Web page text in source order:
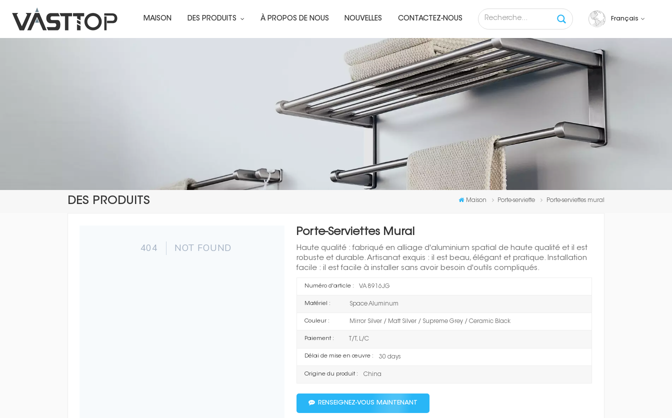
MAISON DES PRODUITS À PROPOS DE NOUS NOUVELLES CONTACTEZ-NOUS Français
English
français
русский
español
DES PRODUITS Maison Porte-serviette Porte-serviettes mural
Porte-Serviettes Mural
Haute qualité : fabriqué en alliage d'aluminium spatial de haute qualité et il est
robuste et durable. Artisanat exquis : il est beau, élégant et pratique. Installation
facile : il est facile à installer sans avoir besoin d'outils compliqués.
Numéro d'article : VA 8916JG
Matériel : Space Aluminum
Couleur : Mirror Silver / Matt Silver / Supreme Grey / Ceramic Black
Paiement : T/T, L/C
Délai de mise en œuvre : 30 days
Origine du produit : China
RENSEIGNEZ-VOUS MAINTENANT